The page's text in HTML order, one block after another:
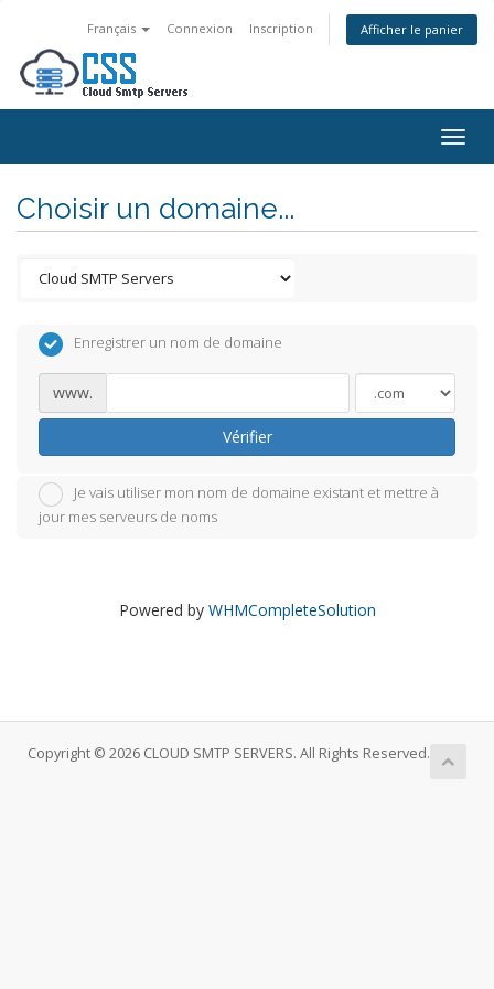
Français Connexion Inscription Afficher le panier
Choisir un domaine...
Enregistrer un nom de domaine
www.
Vérifier
Je vais utiliser mon nom de domaine existant et mettre à
jour mes serveurs de noms
Powered by WHMCompleteSolution
Copyright © 2026 CLOUD SMTP SERVERS. All Rights Reserved.